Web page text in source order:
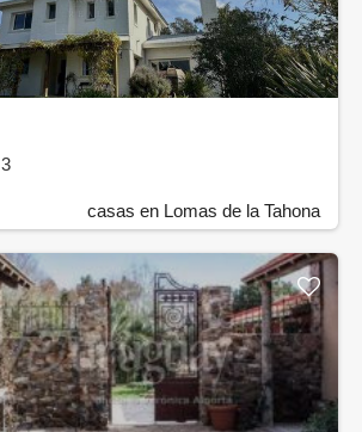
3
casas en Lomas de la Tahona